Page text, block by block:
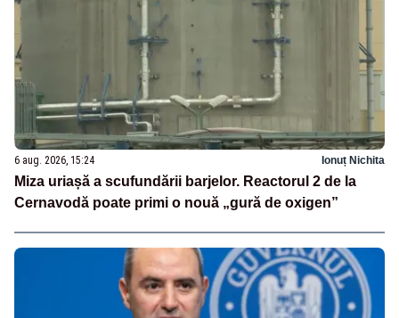
6 aug. 2026, 15:24 Ionuț Nichita
Miza uriașă a scufundării barjelor. Reactorul 2 de la
Cernavodă poate primi o nouă „gură de oxigen”